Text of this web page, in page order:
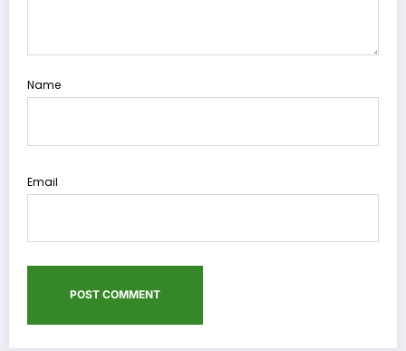
Name
Email